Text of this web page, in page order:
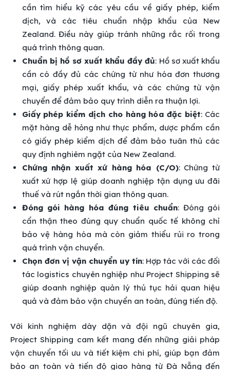
cần tìm hiểu kỹ các yêu cầu về giấy phép, kiểm
dịch, và các tiêu chuẩn nhập khẩu của New
Zealand. Điều này giúp tránh những rắc rối trong
quá trình thông quan.
Chuẩn bị hồ sơ xuất khẩu đầy đủ: Hồ sơ xuất khẩu
cần có đầy đủ các chứng từ như hóa đơn thương
mại, giấy phép xuất khẩu, và các chứng từ vận
chuyển để đảm bảo quy trình diễn ra thuận lợi.
Giấy phép kiểm dịch cho hàng hóa đặc biệt: Các
mặt hàng dễ hỏng như thực phẩm, dược phẩm cần
có giấy phép kiểm dịch để đảm bảo tuân thủ các
quy định nghiêm ngặt của New Zealand.
Chứng nhận xuất xứ hàng hóa (C/O): Chứng từ
xuất xứ hợp lệ giúp doanh nghiệp tận dụng ưu đãi
thuế và rút ngắn thời gian thông quan.
Đóng gói hàng hóa đúng tiêu chuẩn: Đóng gói
cẩn thận theo đúng quy chuẩn quốc tế không chỉ
bảo vệ hàng hóa mà còn giảm thiểu rủi ro trong
quá trình vận chuyển.
Chọn đơn vị vận chuyển uy tín: Hợp tác với các đối
tác logistics chuyên nghiệp như Project Shipping sẽ
giúp doanh nghiệp quản lý thủ tục hải quan hiệu
quả và đảm bảo vận chuyển an toàn, đúng tiến độ.
Với kinh nghiệm dày dặn và đội ngũ chuyên gia,
Project Shipping cam kết mang đến những giải pháp
vận chuyển tối ưu và tiết kiệm chi phí, giúp bạn đảm
bảo an toàn và tiến độ giao hàng từ Đà Nẵng đến